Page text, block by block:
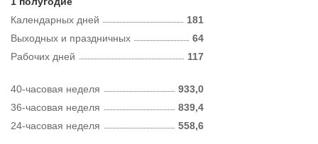
Календарных дней
181
Рабочих дней 117
Выходных и праздничных 64
40-часовая неделя
933,0
36-часовая неделя
839,4
24-часовая неделя
558,6